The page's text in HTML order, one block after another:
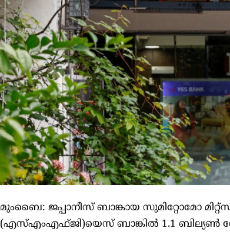
മുംബൈ: ജപ്പാനീസ് ബാങ്കായ സുമിറ്റോമോ
(എസ്എംഎഫ്ജി)യെസ് ബാങ്കില്‍ 1.1 ബില്യണ്‍